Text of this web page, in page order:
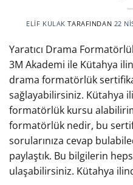
ELIF KULAK TARAFINDAN 22
Yaratıcı Drama
3M Akademi ile Kütahya
drama formatörlük
sağlayabilirsiniz. Kütahya
formatörlük kursu
formatörlük nedir, bu
sorularınıza cevap
paylaştık. Bu bilgilerin
ulaşabilirsiniz. Kütahya